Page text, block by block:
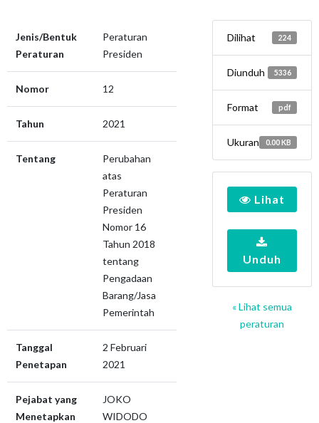
Jenis/Bentuk
Peraturan
Peraturan
Presiden
Nomor 12
Tahun 2021
Tentang
Perubahan
atas
Peraturan
Presiden
Nomor 16
Tahun 2018
tentang
Pengadaan
Barang/Jasa
Pemerintah
Tanggal
Penetapan
2 Februari
2021
Pejabat yang
Menetapkan
JOKO
WIDODO
Dilihat 224
Diunduh 5336
Format pdf
Ukuran 0.00 KB
Lihat
Unduh
« Lihat semua
peraturan